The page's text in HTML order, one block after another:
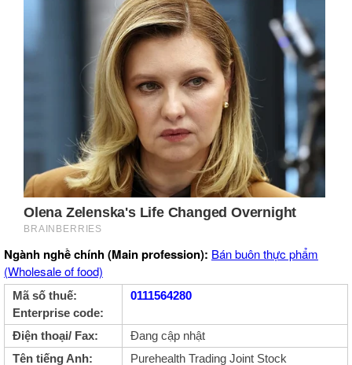
Ngành nghề chính (Main profession): Bán buôn thực phẩm
(Wholesale of food)
Mã số thuế:
Enterprise code:
0111564280
Điện thoại/ Fax:
Đang cập nhật
Tên tiếng Anh:
Purehealth Trading Joint Stock